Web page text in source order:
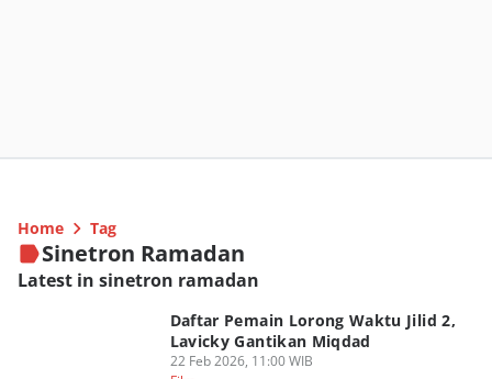
Home Tag
Sinetron Ramadan
Latest in sinetron ramadan
Daftar Pemain Lorong Waktu Jilid 2,
Lavicky Gantikan Miqdad
22 Feb 2026, 11:00 WIB